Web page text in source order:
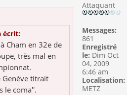
écrit:
Cham en 32e de
très mal en
Genève titrait
le coma''.
Attaquant
Messages:
861
Enregistré
le: Dim Oct
04, 2009
6:46 am
Localisation:
METZ